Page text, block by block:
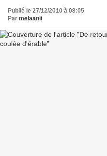
Publié le 27/12/2010 à 08:05
Par melaanii